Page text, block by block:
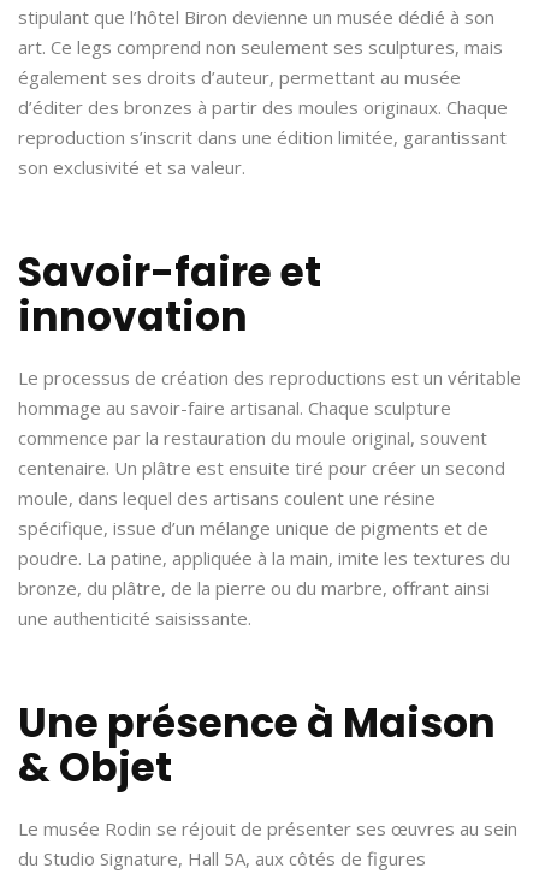
stipulant que l’hôtel Biron devienne un musée dédié à son
art. Ce legs comprend non seulement ses sculptures, mais
également ses droits d’auteur, permettant au musée
d’éditer des bronzes à partir des moules originaux. Chaque
reproduction s’inscrit dans une édition limitée, garantissant
son exclusivité et sa valeur.
Savoir-faire et
innovation
Le processus de création des reproductions est un véritable
hommage au savoir-faire artisanal. Chaque sculpture
commence par la restauration du moule original, souvent
centenaire. Un plâtre est ensuite tiré pour créer un second
moule, dans lequel des artisans coulent une résine
spécifique, issue d’un mélange unique de pigments et de
poudre. La patine, appliquée à la main, imite les textures du
bronze, du plâtre, de la pierre ou du marbre, offrant ainsi
une authenticité saisissante.
Une présence à Maison
& Objet
Le musée Rodin se réjouit de présenter ses œuvres au sein
du Studio Signature, Hall 5A, aux côtés de figures